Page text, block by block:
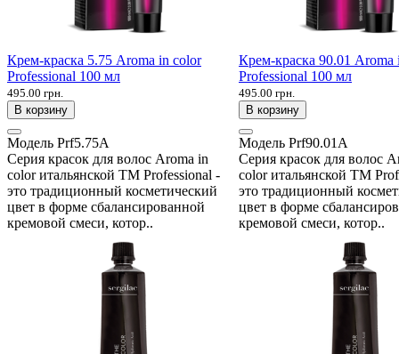
Крем-краска 5.75 Aroma in color
Professional 100 мл
495.00 грн.
В корзину
Модель Prf5.75A
Серия красок для волос Aroma in
color итальянской ТМ Professional -
это традиционный косметический
цвет в форме сбалансированной
кремовой смеси, котор..
Крем-краска 90.01 Aroma
Professional 100 мл
495.00 грн.
В корзину
Модель Prf90.01A
Серия красок для волос
color итальянской ТМ
это традиционный
цвет в форме
кремовой смеси, котор..